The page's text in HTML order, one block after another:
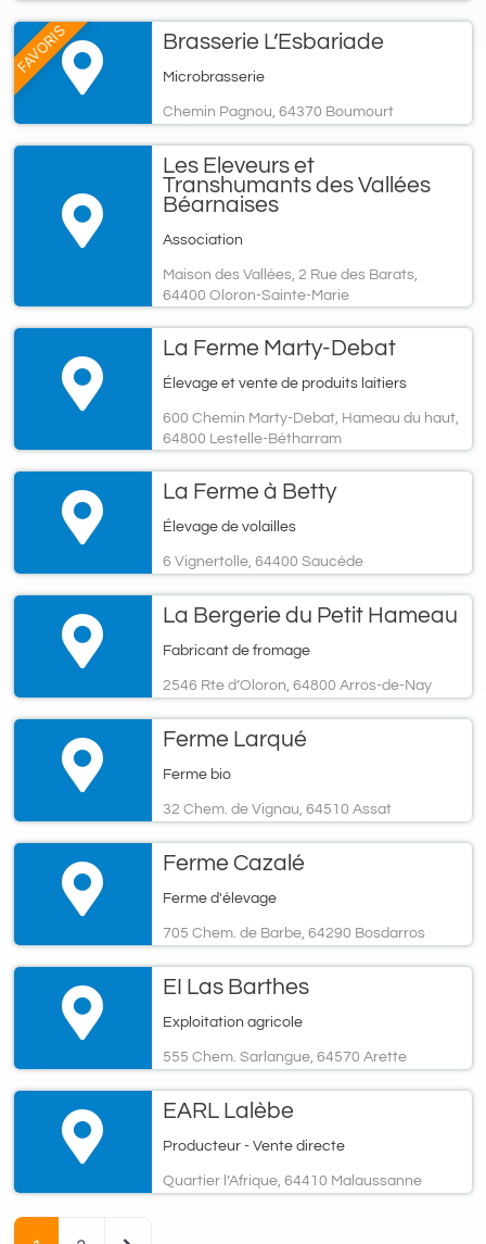
FAVORIS Brasserie L’Esbariade
Microbrasserie
Chemin Pagnou, 64370 Boumourt
Les Eleveurs et
Transhumants des Vallées
Béarnaises
Association
Maison des Vallées, 2 Rue des Barats,
64400 Oloron-Sainte-Marie
La Ferme Marty-Debat
Élevage et vente de produits laitiers
600 Chemin Marty-Debat, Hameau du haut,
64800 Lestelle-Bétharram
La Ferme à Betty
Élevage de volailles
6 Vignertolle, 64400 Saucède
La Bergerie du Petit Hameau
Fabricant de fromage
2546 Rte d’Oloron, 64800 Arros-de-Nay
Ferme Larqué
Ferme bio
32 Chem. de Vignau, 64510 Assat
Ferme Cazalé
Ferme d'élevage
705 Chem. de Barbe, 64290 Bosdarros
EI Las Barthes
Exploitation agricole
555 Chem. Sarlangue, 64570 Arette
EARL Lalèbe
Producteur - Vente directe
Quartier l’Afrique, 64410 Malaussanne